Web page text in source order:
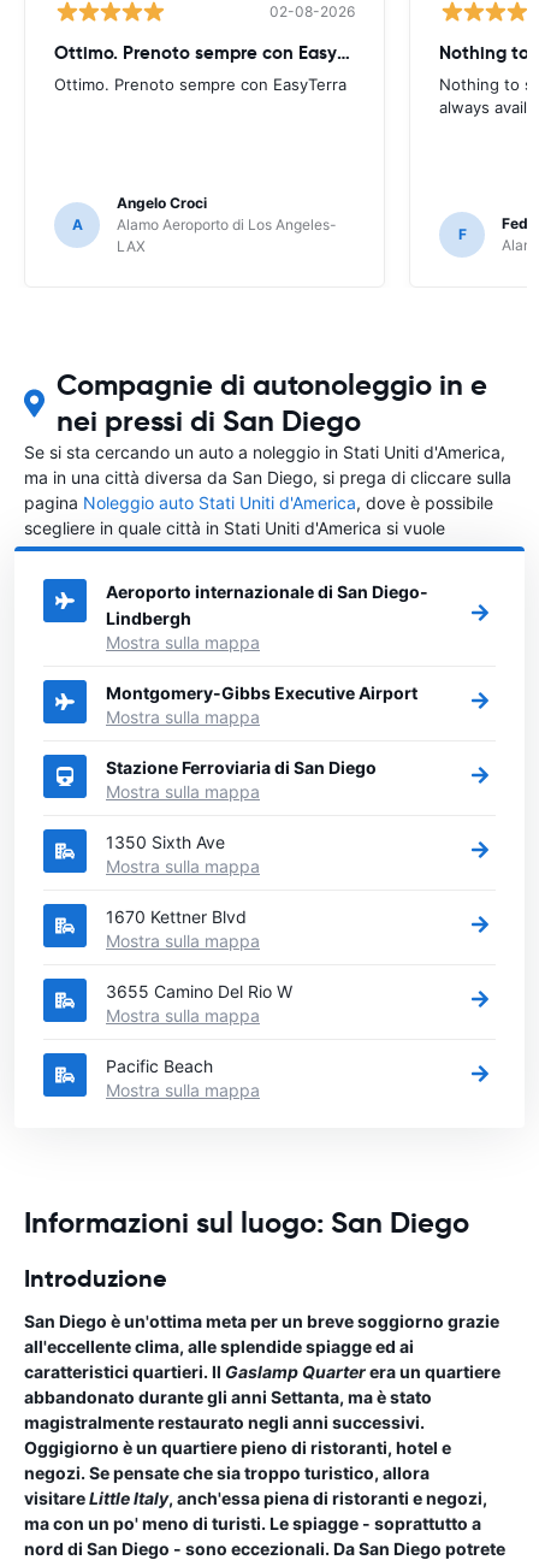
02-08-2026
Ottimo. Prenoto sempre con EasyTerra
Ottimo. Prenoto sempre con EasyTerra
A
Angelo Croci
Alamo Aeroporto di Los Angeles-
LAX
Nothing to
Nothing to
always
F
Compagnie di autonoleggio in e
nei pressi di San Diego
Se si sta cercando un auto a noleggio in Stati Uniti d'America,
ma in una città diversa da San Diego, si prega di cliccare sulla
pagina Noleggio auto Stati Uniti d'America, dove è possibile
scegliere in quale città in Stati Uniti d'America si vuole
noleggiare l'auto.
Aeroporto internazionale di San Diego-
Lindbergh
Mostra sulla mappa
Montgomery-Gibbs Executive Airport
Mostra sulla mappa
Stazione Ferroviaria di San Diego
Mostra sulla mappa
1350 Sixth Ave
Mostra sulla mappa
1670 Kettner Blvd
Mostra sulla mappa
3655 Camino Del Rio W
Mostra sulla mappa
Pacific Beach
Mostra sulla mappa
Informazioni sul luogo: San Diego
Introduzione
San Diego è un'ottima meta per un breve soggiorno grazie
all'eccellente clima, alle splendide spiagge ed ai
caratteristici quartieri. Il Gaslamp Quarterera un quartiere
abbandonato durante gli anni Settanta, ma è stato
magistralmente restaurato negli anni successivi.
Oggigiorno è un quartiere pieno di ristoranti, hotel e
negozi. Se pensate che sia troppo turistico, allora
visitareLittle Italy, anch'essa piena di ristoranti e negozi,
ma con un po' meno di turisti. Le spiagge - soprattutto a
nord di San Diego - sono eccezionali. Da San Diego potrete